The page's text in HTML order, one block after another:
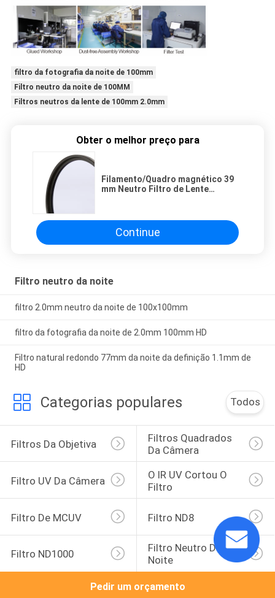
filtro da fotografia da noite de 100mm
Filtro neutro da noite de 100MM
Filtros neutros da lente de 100mm 2.0mm
Obter o melhor preço para
Filamento/Quadro magnético 39
mm Neutro Filtro de Lente
Continue
Filtro neutro da noite
filtro 2.0mm neutro da noite de 100x100mm
filtro da fotografia da noite de 2.0mm 100mm HD
Filtro natural redondo 77mm da noite da definição 1.1mm de
HD
Categorias populares Todos
Filtros Da Objetiva
Filtros Quadrados
Da Câmera
Filtro UV Da Câmera
O IR UV Cortou O
Filtro
Filtro De MCUV Filtro ND8
Filtro ND1000
Filtro Neutro Da
Noite
Pedir um orçamento